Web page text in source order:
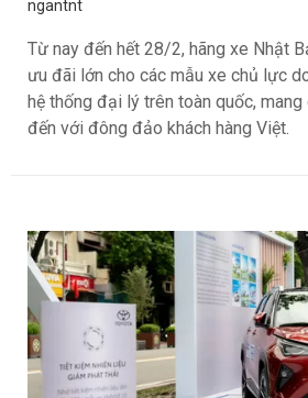
ngantnt
Từ nay đến hết 28/2, hãng xe Nhật
ưu đãi lớn cho các mẫu xe chủ lực
hệ thống đại lý trên toàn quốc,
đến với đông đảo khách hàng Việt.